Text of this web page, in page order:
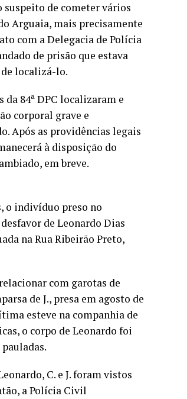
suspeito de cometer vários
Arguaia, mais precisamente
com a Delegacia de Polícia
de prisão que estava
localizá-lo.
84ª DPC localizaram e
corporal grave e
Após as providências legais
à disposição do
em breve.
o indivíduo preso no
de Leonardo Dias
na Rua Ribeirão Preto,
com garotas de
de J., presa em agosto de
esteve na companhia de
o corpo de Leonardo foi
C. e J. foram vistos
a Polícia Civil